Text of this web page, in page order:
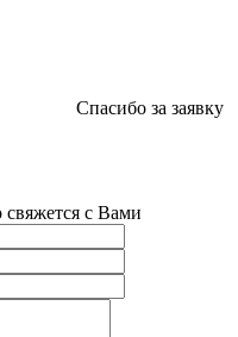
Спасибо за заявку
с Вами